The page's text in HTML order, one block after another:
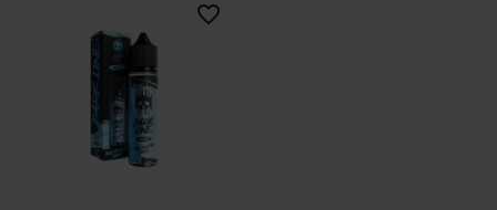
favorite_border